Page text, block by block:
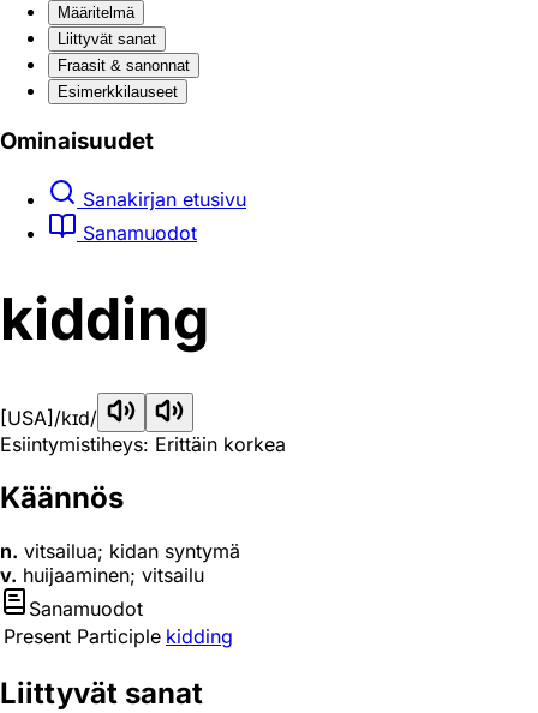
Määritelmä
Liittyvät sanat
Fraasit & sanonnat
Esimerkkilauseet
Ominaisuudet
Sanakirjan etusivu
Sanamuodot
kidding
[USA] /kɪd/
Esiintymistiheys: Erittäin korkea
Käännös
n. vitsailua; kidan syntymä
v. huijaaminen; vitsailu
Sanamuodot
Present Participle kidding
Liittyvät sanat